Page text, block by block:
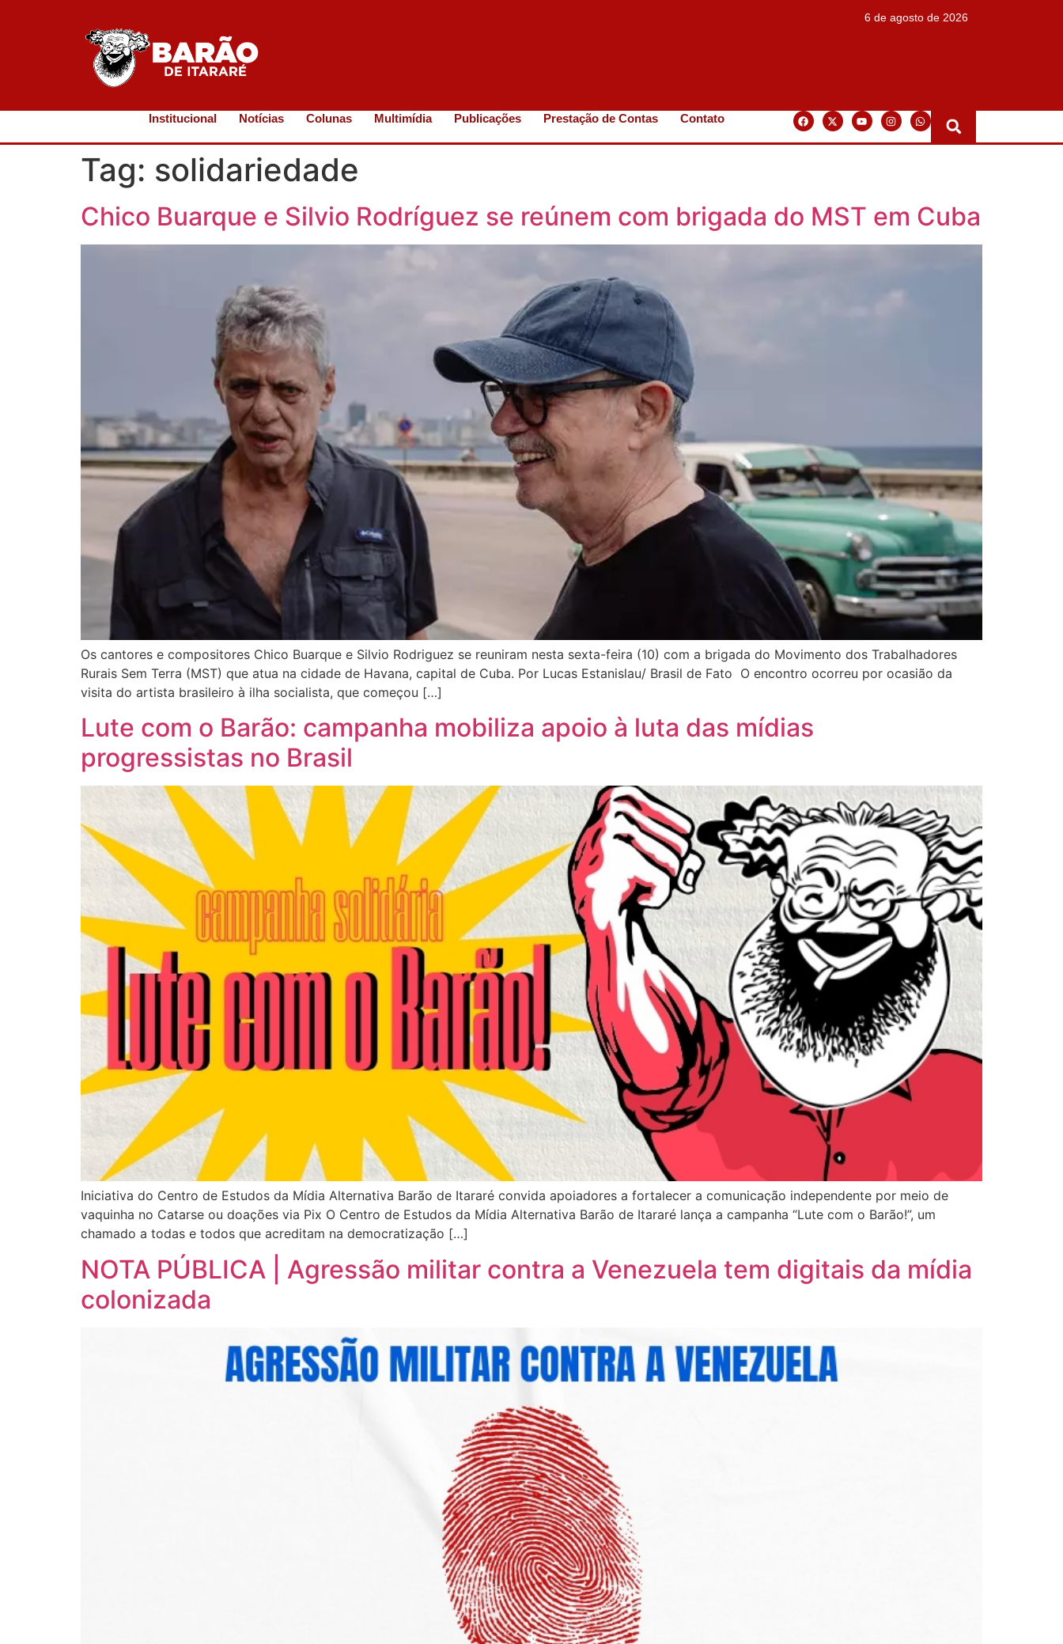
6 de agosto de 2026
Institucional Notícias Colunas Multimídia Publicações Prestação de Contas Contato
Tag: solidariedade
Chico Buarque e Silvio Rodríguez se reúnem com brigada do MST em Cuba
Os cantores e compositores Chico Buarque e Silvio Rodriguez se reuniram nesta sexta-feira (10) com a brigada do Movimento dos Trabalhadores
Rurais Sem Terra (MST) que atua na cidade de Havana, capital de Cuba. Por Lucas Estanislau/ Brasil de Fato O encontro ocorreu por ocasião da
visita do artista brasileiro à ilha socialista, que começou […]
Lute com o Barão: campanha mobiliza apoio à luta das mídias
progressistas no Brasil
Iniciativa do Centro de Estudos da Mídia Alternativa Barão de Itararé convida apoiadores a fortalecer a comunicação independente por meio de
vaquinha no Catarse ou doações via Pix O Centro de Estudos da Mídia Alternativa Barão de Itararé lança a campanha “Lute com o Barão!”, um
chamado a todas e todos que acreditam na democratização […]
NOTA PÚBLICA | Agressão militar contra a Venezuela tem digitais da mídia
colonizada